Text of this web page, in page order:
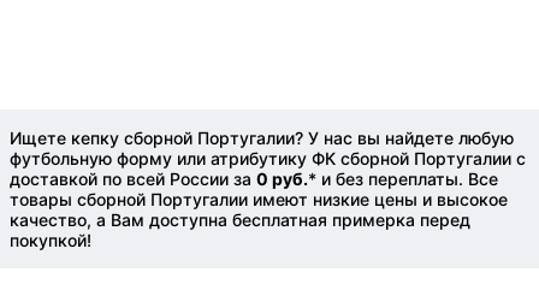
Ищете кепку сборной Португалии? У нас вы найдете любую
футбольную форму или атрибутику ФК сборной Португалии с
доставкой по всей России за 0 руб.* и без переплаты. Все
товары сборной Португалии имеют низкие цены и высокое
качество, а Вам доступна бесплатная примерка перед
покупкой!